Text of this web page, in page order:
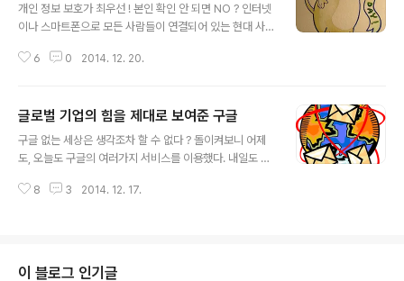
개인 정보 보호가 최우선 ! 본인 확인 안 되면 NO ? 인터넷
이나 스마트폰으로 모든 사람들이 연결되어 있는 현대 사
비스 가입 시 개인 정보 이용 동의서에 무심코 서명을 하곤
맞추어 각종 IT 서비스 역시 개인에 대한 인증을 강화하고
있다. 계정 비밀번호를 잃어 버렸을 때 다시 설정 하려면 여
러가지 복잡한 과정을 거쳐야만 가능하며, 중도에 포기하
보 보호 추세가 사회적으로 어떤 영향을 주는 걸까 ? 기억
6 0 2014. 12. 20.
글로벌 기업의 힘을 제대로 보여준 구글
구글 없는 세상은 생각조차 할 수 없다 ? 돌이켜보니 어제
도, 오늘도 구글의 여러가지 서비스를 이용했다. 내일도 그
하는 서비스 역시 많이 이용한다. 그런데 과거에 비해 점점
구글 검색, 지메일(G Mail), 유튜브 등은 이미 국내 서비스
8 3 2014. 12. 17.
이 블로그 인기글